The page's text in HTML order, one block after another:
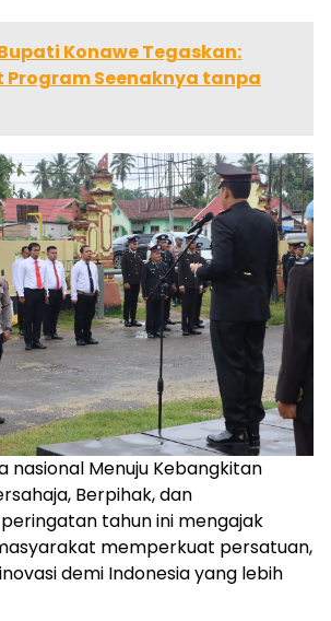
Konawe Tegaskan:
Program Seenaknya tanpa
nasional Menuju Kebangkitan
Berpihak, dan
tahun ini mengajak
memperkuat persatuan,
demi Indonesia yang lebih